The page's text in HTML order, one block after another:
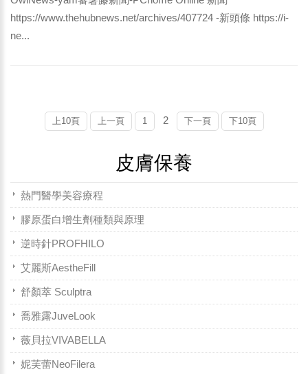
https://www.thehubnews.net/archives/407724 -新頭條 https://i-
ne...
上10頁 上一頁 1 2 下一頁 下10頁
皮膚保養
熱門醫學美容療程
膠原蛋白增生劑種類與原理
逆時針PROFHILO
艾麗斯AestheFill
舒顏萃 Sculptra
喬雅露JuveLook
薇貝拉VIVABELLA
妮芙蕾NeoFilera